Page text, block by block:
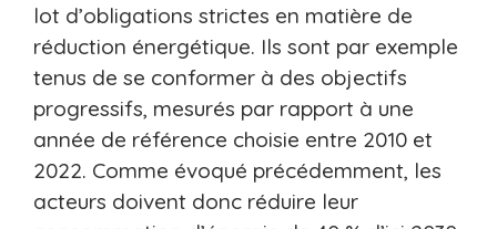
lot d’obligations strictes en matière de
réduction énergétique. Ils sont par exemple
tenus de se conformer à des objectifs
progressifs, mesurés par rapport à une
année de référence choisie entre 2010 et
2022. Comme évoqué précédemment, les
acteurs doivent donc réduire leur